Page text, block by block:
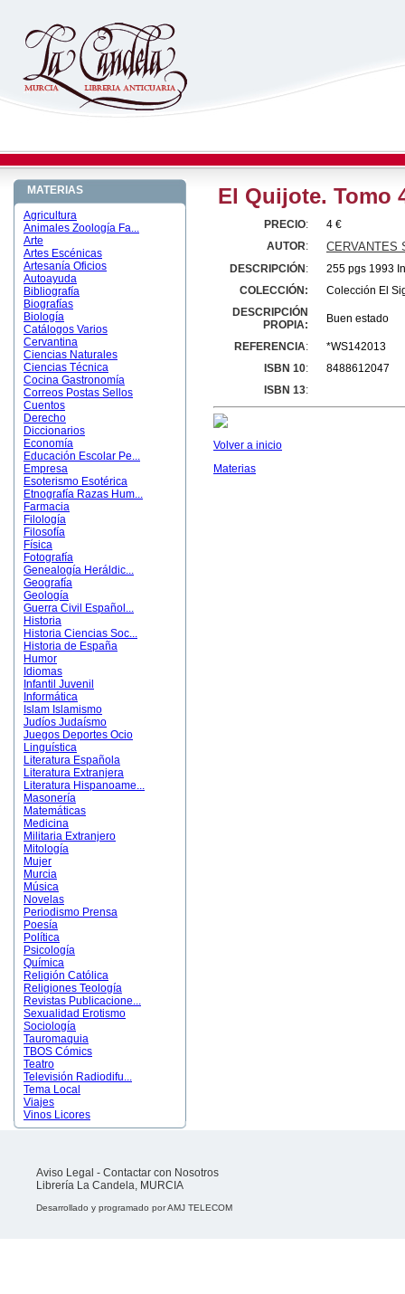
MATERIAS
Agricultura
Animales Zoología Fa...
Arte
Artes Escénicas
Artesanía Oficios
Autoayuda
Bibliografía
Biografías
Biología
Catálogos Varios
Cervantina
Ciencias Naturales
Ciencias Técnica
Cocina Gastronomía
Correos Postas Sellos
Cuentos
Derecho
Diccionarios
Economía
Educación Escolar Pe...
Empresa
Esoterismo Esotérica
Etnografía Razas Hum...
Farmacia
Filología
Filosofía
Física
Fotografía
Genealogía Heráldic...
Geografía
Geología
Guerra Civil Español...
Historia
Historia Ciencias Soc...
Historia de España
Humor
Idiomas
Infantil Juvenil
Informática
Islam Islamismo
Judíos Judaísmo
Juegos Deportes Ocio
Linguística
Literatura Española
Literatura Extranjera
Literatura Hispanoame...
Masonería
Matemáticas
Medicina
Militaria Extranjero
Mitología
Mujer
Murcia
Música
Novelas
Periodismo Prensa
Poesía
Política
Psicología
Química
Religión Católica
Religiones Teología
Revistas Publicacione...
Sexualidad Erotismo
Sociología
Tauromaquia
TBOS Cómics
Teatro
Televisión Radiodifu...
Tema Local
Viajes
Vinos Licores
El Quijote. Tomo
PRECIO:
4 €
AUTOR: CERVANTES
DESCRIPCIÓN :
255 pgs 1993
COLECCIÓN:
Colección El
DESCRIPCIÓN
PROPIA:
Buen estado
REFERENCIA:
*WS142013
ISBN 10:
8488612047
ISBN 13:
Volver a inicio
Materias
Aviso Legal - Contactar con Nosotros
Librería La Candela, MURCIA
Desarrollado y programado porAMJ TELECOM